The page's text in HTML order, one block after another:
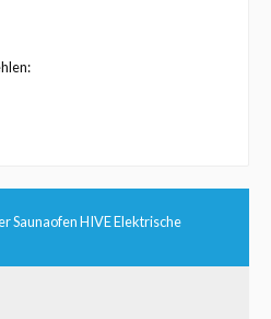
Saunaofen HIVE Elektrische